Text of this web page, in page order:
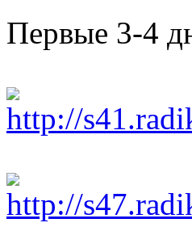
Первые 3-4